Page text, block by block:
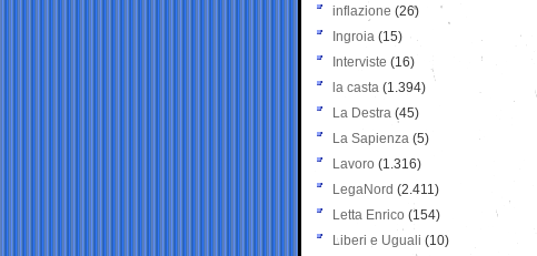
inflazione (26)
Ingroia (15)
Interviste (16)
la casta (1.394)
La Destra (45)
La Sapienza (5)
Lavoro (1.316)
LegaNord (2.411)
Letta Enrico (154)
Liberi e Uguali (10)